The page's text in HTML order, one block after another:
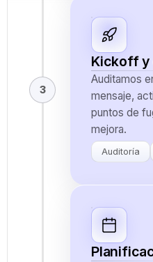
Kickoff y
Auditamos
mensaje,
puntos de
mejora.
Auditoría
3